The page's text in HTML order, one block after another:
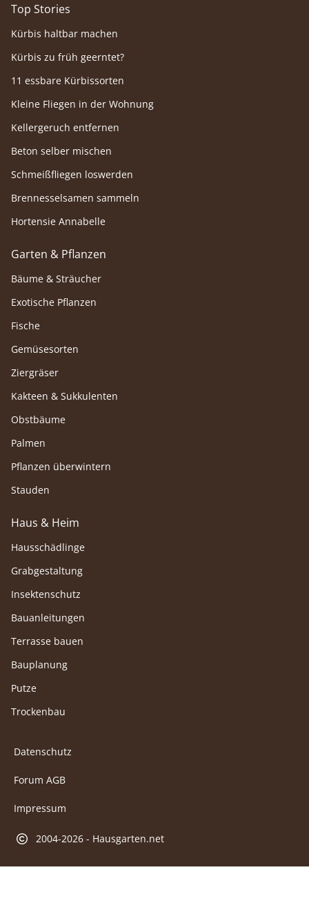
Top Stories
Kürbis haltbar machen
Kürbis zu früh geerntet?
11 essbare Kürbissorten
Kleine Fliegen in der Wohnung
Kellergeruch entfernen
Beton selber mischen
Schmeißfliegen loswerden
Brennesselsamen sammeln
Hortensie Annabelle
Garten & Pflanzen
Bäume & Sträucher
Exotische Pflanzen
Fische
Gemüsesorten
Ziergräser
Kakteen & Sukkulenten
Obstbäume
Palmen
Pflanzen überwintern
Stauden
Haus & Heim
Hausschädlinge
Grabgestaltung
Insektenschutz
Bauanleitungen
Terrasse bauen
Bauplanung
Putze
Trockenbau
Datenschutz
Forum AGB
Impressum
2004-2026 - Hausgarten.net